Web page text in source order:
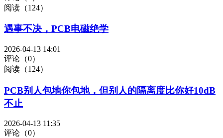
阅读（124）
遇事不决，PCB电磁绝学
2026-04-13 14:01
评论（0）
阅读（124）
PCB别人包地你包地，但别人的隔离度比你好10dB
不止
2026-04-13 11:35
评论（0）